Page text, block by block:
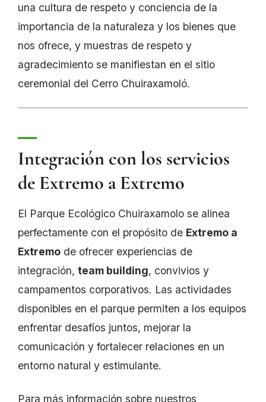
una cultura de respeto y conciencia de la
importancia de la naturaleza y los bienes que
nos ofrece, y muestras de respeto y
agradecimiento se manifiestan en el sitio
ceremonial del Cerro Chuiraxamoló.
Integración con los servicios
de Extremo a Extremo
El Parque Ecológico Chuiraxamolo se alinea
perfectamente con el propósito de Extremo a
Extremo de ofrecer experiencias de
integración, team building, convivios y
campamentos corporativos. Las actividades
disponibles en el parque permiten a los equipos
enfrentar desafíos juntos, mejorar la
comunicación y fortalecer relaciones en un
entorno natural y estimulante.
Para más información sobre nuestros